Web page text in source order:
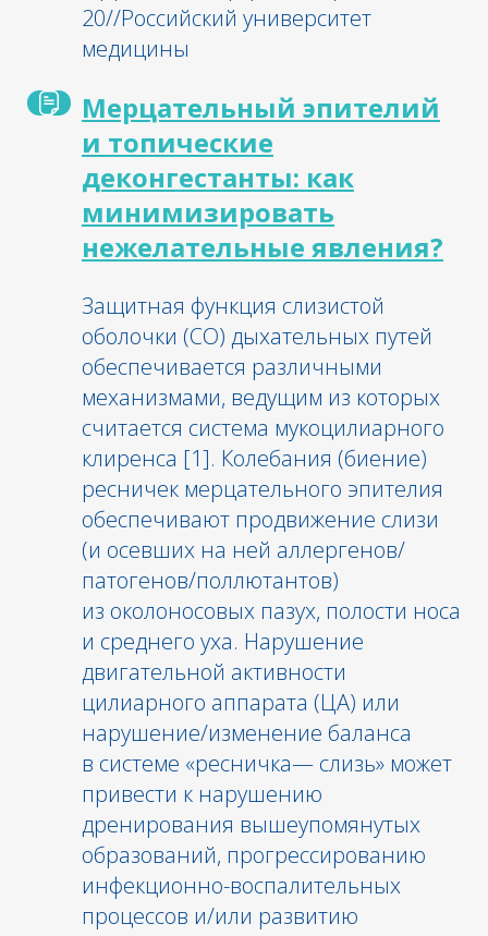
20//Российский университет
медицины
Мерцательный эпителий
и топические
деконгестанты: как
минимизировать
нежелательные явления?
Защитная функция слизистой
оболочки (СО) дыхательных путей
обеспечивается различными
механизмами, ведущим из которых
считается система мукоцилиарного
клиренса [1]. Колебания (биение)
ресничек мерцательного эпителия
обеспечивают продвижение слизи
(и осевших на ней аллергенов/
патогенов/поллютантов)
из околоносовых пазух, полости носа
и среднего уха. Нарушение
двигательной активности
цилиарного аппарата (ЦА) или
нарушение/изменение баланса
в системе «ресничка— слизь» может
привести к нарушению
дренирования вышеупомянутых
образований, прогрессированию
инфекционно-воспалительных
процессов и/или развитию